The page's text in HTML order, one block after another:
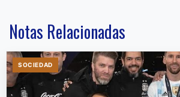
Notas Relacionadas
SOCIEDAD